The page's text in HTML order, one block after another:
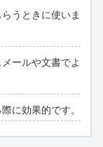
うときに使いま
ールや文書でよ
に効果的です。